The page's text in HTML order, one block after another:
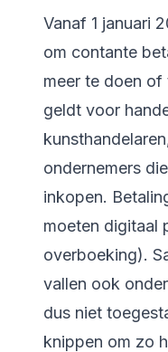
Vanaf 1 januari
om contante
meer te doen
geldt voor
ondernemers
inkopen.
moeten digitaal
overboeking).
vallen ook
dus niet
knippen om zo